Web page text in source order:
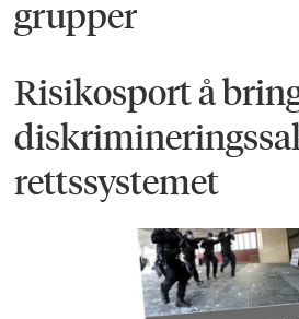
grupper
Risikosport å
rettssystemet